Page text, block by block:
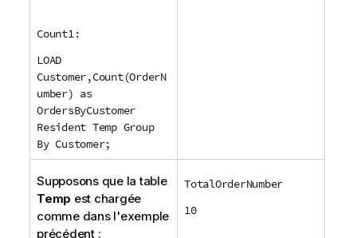
Count1:
LOAD
Customer,Count(OrderN
umber) as
OrdersByCustomer
Resident Temp Group
By Customer;
Supposons que la table
Temp est chargée
comme dans l'exemple
précédent :
TotalOrderNumber
10